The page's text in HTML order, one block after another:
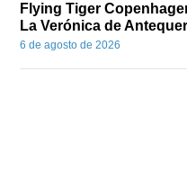
Flying Tiger
La Verónica de
6 de agosto de 2026